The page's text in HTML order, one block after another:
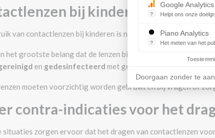
bij kinderen: goed of
van contactlenzen bij kinderen is niet per definitie goed of
het grootste belang dat de lenzen bij een
en gedesinfecteerd met geschikte producten,
moeten voorzichtig worden gebruikt en bij vragen of
contra-indicaties voor het
situaties zorgen ervoor dat het dragen van contactlenzen
?
Google
Helpt ons onze
?
Piano Analytics
Het meten van het
verzamelt
Doorgaan zonder te